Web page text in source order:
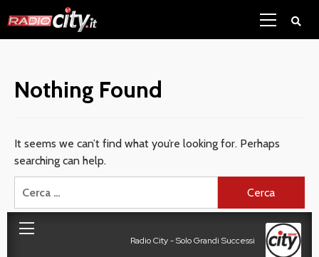
to
content
Nothing Found
It seems we can’t find what you’re looking for. Perhaps
searching can help.
per: